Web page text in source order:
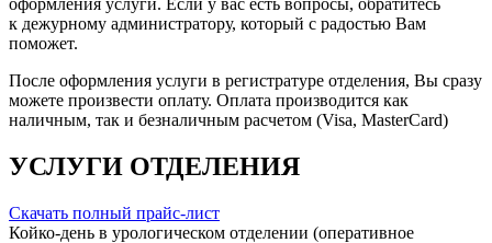
к дежурному администратору, который с радостью Вам
поможет.
После оформления услуги в регистратуре отделения, Вы сразу
можете произвести оплату. Оплата производится как
наличным, так и безналичным расчетом (Visa, MasterCard)
УСЛУГИ ОТДЕЛЕНИЯ
Скачать полный прайс-лист
Койко-день в урологическом отделении (оперативное